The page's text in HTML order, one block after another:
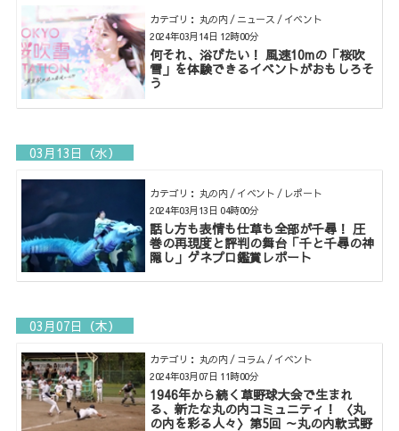
カテゴリ： 丸の内 / ニュース / イベント
何それ、浴びたい！ 風速10mの「桜吹
雪」を体験できるイベントがおもしろそ
う
2024年03月14日 12時00分
03月13日（水）
カテゴリ： 丸の内 / イベント / レポート
話し方も表情も仕草も全部が千尋！ 圧
巻の再現度と評判の舞台「千と千尋の神
隠し」ゲネプロ鑑賞レポート
2024年03月13日 04時00分
03月07日（木）
カテゴリ： 丸の内 / コラム / イベント
1946年から続く草野球大会で生まれ
る、新たな丸の内コミュニティ！ 〈丸
の内を彩る人々〉第5回 ～丸の内軟式野
2024年03月07日 11時00分